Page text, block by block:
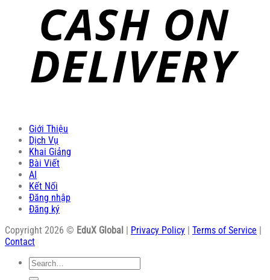
Giới Thiệu
Dịch Vụ
Khai Giảng
Bài Viết
AI
Kết Nối
Đăng nhập
Đăng ký
Copyright 2026 © EduX Global | Privacy Policy | Terms of Service |
Contact
Search
for: